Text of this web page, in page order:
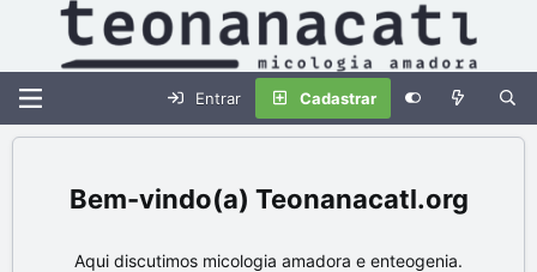
Entrar Cadastrar
Teonanacatl.org
Aqui discutimos micologia amadora e enteogenia.